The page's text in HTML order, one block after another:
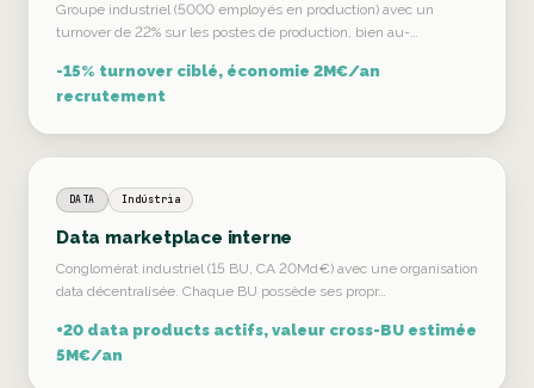
Groupe industriel (5000 employés en production) avec un
turnover de 22% sur les postes de production, bien au-…
-15% turnover ciblé, économie 2M€/an
recrutement
DATA Indústria
Data marketplace interne
Conglomérat industriel (15 BU, CA 20Md€) avec une organisation
data décentralisée. Chaque BU possède ses propr…
+20 data products actifs, valeur cross-BU estimée
5M€/an